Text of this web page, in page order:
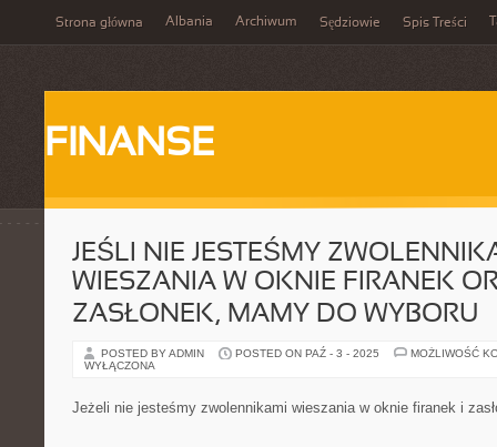
Strona główna Albania Archiwum Sędziowie Spis Treści
FINANSE
JEŚLI NIE JESTEŚMY
WIESZANIA W OKNIE FIRANEK
ZASŁONEK, MAMY DO WYBORU
POSTED BY ADMIN POSTED ON PAŹ - 3 - 2025
MOŻLIWOŚĆ
WYŁĄCZONA
Jeżeli nie jesteśmy zwolennikami wieszania w oknie firanek i